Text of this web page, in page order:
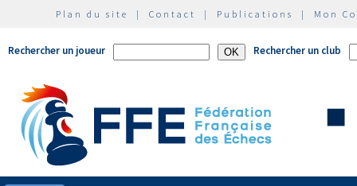
Plan du site | Contact | Publications | Mon
Rechercher un joueur Rechercher un club